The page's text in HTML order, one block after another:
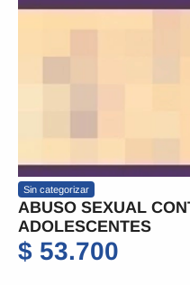
Sin categorizar
ABUSO SEXUAL
ADOLESCENTES
$ 53.700